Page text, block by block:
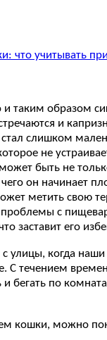
что учитывать
таким образом
и
слишком
не
быть не
он начинает
метить свою
с
заставит его
улицы, когда
С течением
бегать по
кошки, можно